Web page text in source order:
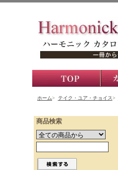
ホーム> テイク・ユア・チョイス>
商品検索